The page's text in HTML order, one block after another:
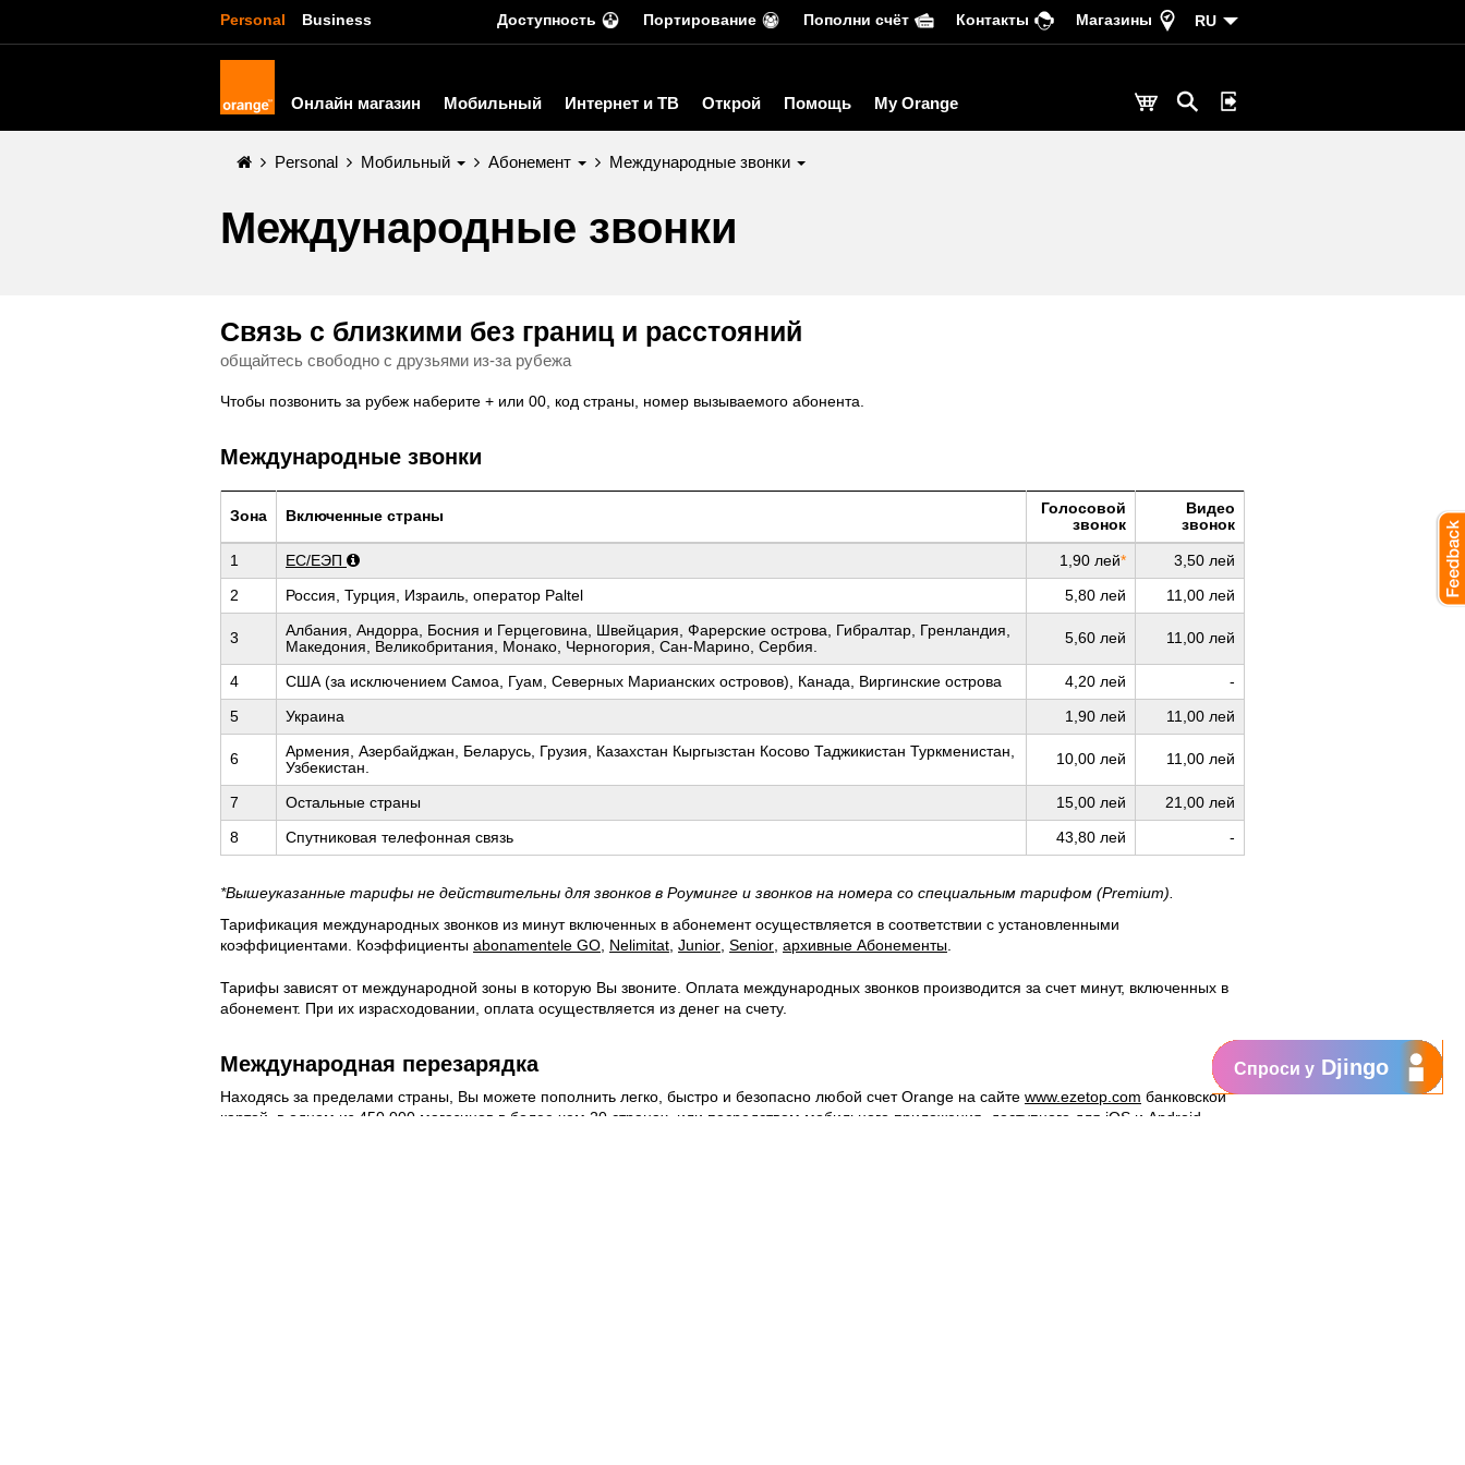
Personal Business Доступность Портирование Пополни счёт Контакты Магазины RU
Онлайн магазин Мобильный Интернет и ТВ Открой Помощь My Orange
Personal Мобильный Абонемент Международные звонки
Международные звонки
Связь с близкими без границ и расcтояний
общайтесь свободно с друзьями из-за рубежа
Чтобы позвонить за рубеж наберите + или 00 , код страны, номер вызываемого абонента.
Международные звонки
Зона Включенные страны
Голосовой
звонок
Видео
звонок
1 ЕС/ЕЭП 1,90 лей*
3,50 лей
2
Россия, Турция, Израиль, оператор Paltel 5,80 лей 11,00 лей
3
Албания, Андорра, Босния и Герцеговина, Швейцария, Фарерские острова, Гибралтар, Гренландия,
Македония, Великобритания, Монако, Черногория, Сан-Марино, Сербия.
5,60 лей 11,00 лей
4 США (за исключением Самоа, Гуам, Северных Марианских островов), Канада, Виргинские острова 4,20 лей
-
5
Украина 1,90 лей 11,00 лей
6
Армения, Азербайджан, Беларусь, Грузия, Казахстан Кыргызстан Косово Таджикистан Туркменистан,
Узбекистан.
10,00 лей 11,00 лей
7 Остальные страны 15,00 лей
21,00 лей
8
Спутниковая телефонная связь 43,80 лей -
*Вышеуказанные тарифы не действительны для звонков в Роуминге и звонков на номера со специальным тарифом (Premium).
Тарификация международных звонков из минут включенных в абонемент осуществляется в соответствии с установленными
коэффициентами. Коэффициенты abonamentele GO Nelimitat Junior Senior архивные Абонементы
Тарифы зависят от международной зоны в которую Вы звоните. Оплата международных звонков производится за счет минут, включенных в
абонемент. При их израсходовании, оплата осуществляется из денег на счету.
Международная перезарядка
Находясь за пределами страны, Вы можете пополнить легко, быстро и безопасно любой счет Orange на сайте www.ezetop.com банковской
картой, в одном из 450 000 магазинов в более чем 20 странах, или посредством мобильного приложения, доступного для iOS и Android.
Спроси у Djingo